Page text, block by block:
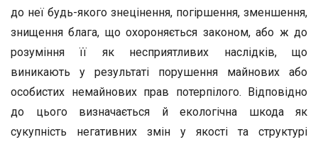
до неї будь-якого знецінення, погіршення, зменшення,
знищення блага, що охороняється законом, або ж до
розуміння її як несприятливих наслідків, що
виникають у результаті порушення майнових або
особистих немайнових прав потерпілого. Відповідно
до цього визначається й екологічна шкода як
сукупність негативних змін у якості та структурі